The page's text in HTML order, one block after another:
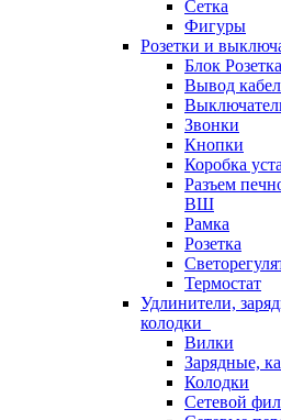
Сетка
Фигуры
Розетки и
Блок
Вывод
Звонки
Кнопки
Коробка
Разъем
ВШ
Рамка
Розетка
Термостат
Удлинители,
колодки
Вилки
Зарядные,
Колодки
Сетевой